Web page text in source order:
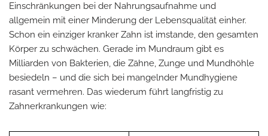
Einschränkungen bei der Nahrungsaufnahme und
allgemein mit einer Minderung der Lebensqualität einher.
Schon ein einziger kranker Zahn ist imstande, den gesamten
Körper zu schwächen. Gerade im Mundraum gibt es
Milliarden von Bakterien, die Zähne, Zunge und Mundhöhle
besiedeln – und die sich bei mangelnder Mundhygiene
rasant vermehren. Das wiederum führt langfristig zu
Zahnerkrankungen wie: